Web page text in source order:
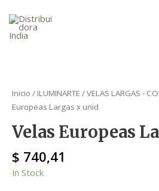
contenido
Inicio / ILUMINARTE /VELAS LARGAS -
Europeas Largas x unid
Velas Europeas
$ 740,41
In Stock
Europeas
Largas
unid
cantidad